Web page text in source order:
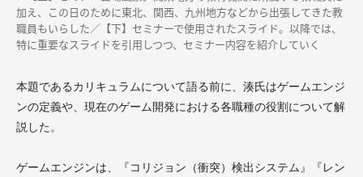
加え、この日のために東北、関西、九州地方などから出張してきた教
職員もいらした／【下】セミナーで使用されたスライド。以降では、
特に重要なスライドを引用しつつ、セミナー内容を紹介していく
本題であるカリキュラムについて語る前に、湊氏はゲームエンジ
ンの定義や、現在のゲーム開発における各職種の役割について解
説した。
ゲームエンジンは、『コリジョン（衝突）検出システム』『レン